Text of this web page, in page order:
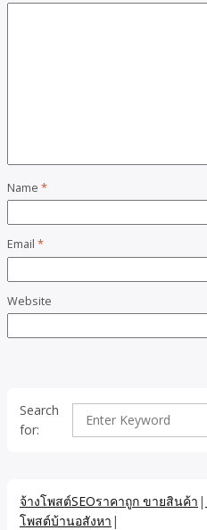
Name *
Email *
Website
Search
for:
จ้างโพสต์SEOราคาถูก ขายสินค้า |
โพสต์บ้านอสังหา |